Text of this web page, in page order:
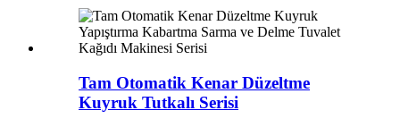
Tam Otomatik Kenar Düzeltme
Kuyruk Tutkalı Serisi